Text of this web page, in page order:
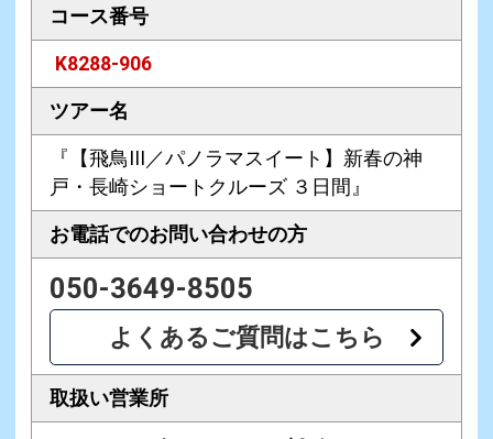
コース番号
K8288-906
ツアー名
『【飛鳥III／パノラマスイート】新春の神
戸・長崎ショートクルーズ ３日間』
お電話でのお問い合わせの方
050-3649-8505
よくあるご質問はこちら
取扱い営業所